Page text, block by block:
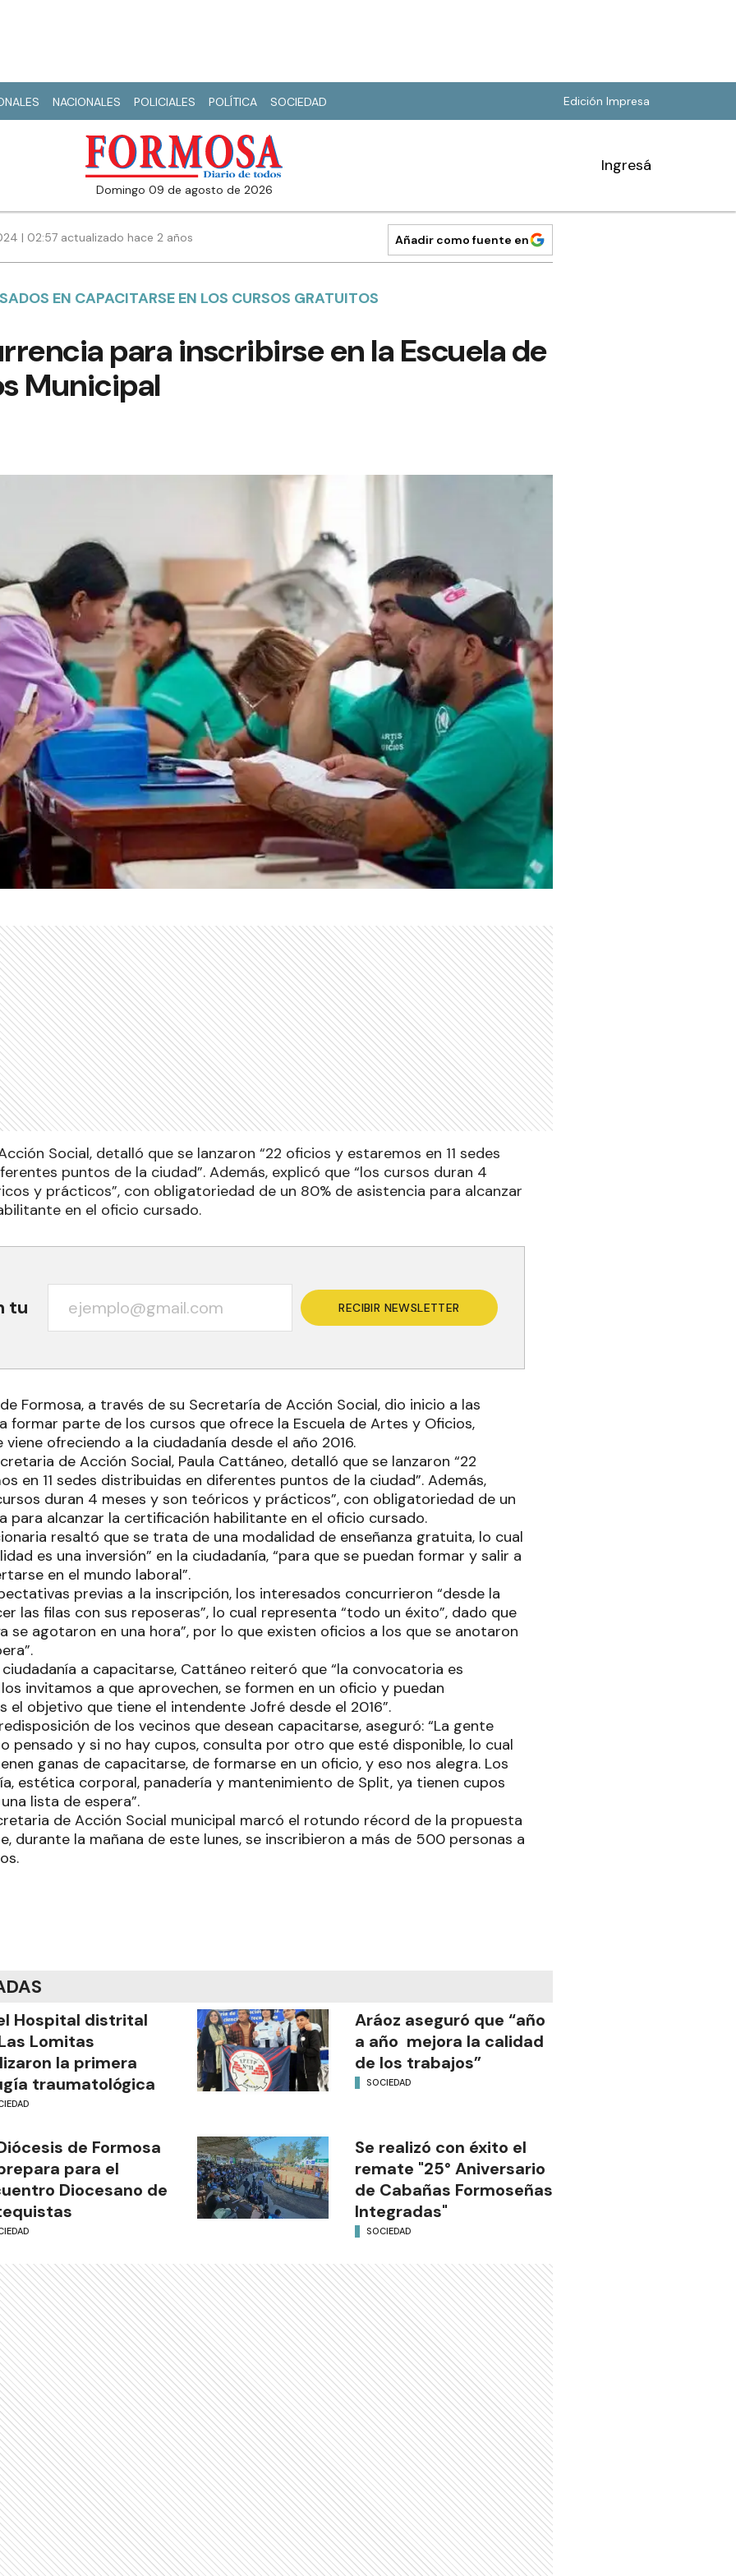
NACIONALES POLICIALES POLÍTICA SOCIEDAD Edición Impresa
domingo 09 de agosto de 2026
Ingresá
| 02:57 actualizado hace 2 años Añadir como fuente en
EN CAPACITARSE EN LOS CURSOS GRATUITOS
para inscribirse en la Escuela de
Municipal
Social, detalló que se lanzaron “22 oficios y estaremos en 11 sedes
puntos de la ciudad”. Además, explicó que “los cursos duran 4
y prácticos”, con obligatoriedad de un 80% de asistencia para alcanzar
en el oficio cursado.
tu RECIBIR NEWSLETTER
Formosa, a través de su Secretaría de Acción Social, dio inicio a las
formar parte de los cursos que ofrece la Escuela de Artes y Oficios,
ofreciendo a la ciudadanía desde el año 2016.
de Acción Social, Paula Cattáneo, detalló que se lanzaron “22
en 11 sedes distribuidas en diferentes puntos de la ciudad”. Además,
duran 4 meses y son teóricos y prácticos”, con obligatoriedad de un
para alcanzar la certificación habilitante en el oficio cursado.
resaltó que se trata de una modalidad de enseñanza gratuita, lo cual
es una inversión” en la ciudadanía, “para que se puedan formar y salir a
en el mundo laboral”.
previas a la inscripción, los interesados concurrieron “desde la
las filas con sus reposeras”, lo cual representa “todo un éxito”, dado que
se agotaron en una hora”, por lo que existen oficios a los que se anotaron
a capacitarse, Cattáneo reiteró que “la convocatoria es
invitamos a que aprovechen, se formen en un oficio y puedan
el objetivo que tiene el intendente Jofré desde el 2016”.
de los vecinos que desean capacitarse, aseguró: “La gente
pensado y si no hay cupos, consulta por otro que esté disponible, lo cual
ganas de capacitarse, de formarse en un oficio, y eso nos alegra. Los
estética corporal, panadería y mantenimiento de Split, ya tienen cupos
lista de espera”.
de Acción Social municipal marcó el rotundo récord de la propuesta
durante la mañana de este lunes, se inscribieron a más de 500 personas a
Hospital distrital
Lomitas
la primera
traumatológica
Aráoz aseguró que “año
a año mejora la calidad
de los trabajos”
SOCIEDAD
de Formosa
para el
Diocesano de
Se realizó con éxito el
remate "25° Aniversario
de Cabañas Formoseñas
Integradas"
SOCIEDAD